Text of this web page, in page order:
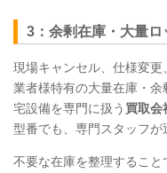
3：余剰在庫・大量ロ
現場キャンセル、仕様変更
業者様特有の大量在庫・
宅設備を専門に扱う 買取会
型番でも、専門スタッフが
不要な在庫を整理すること